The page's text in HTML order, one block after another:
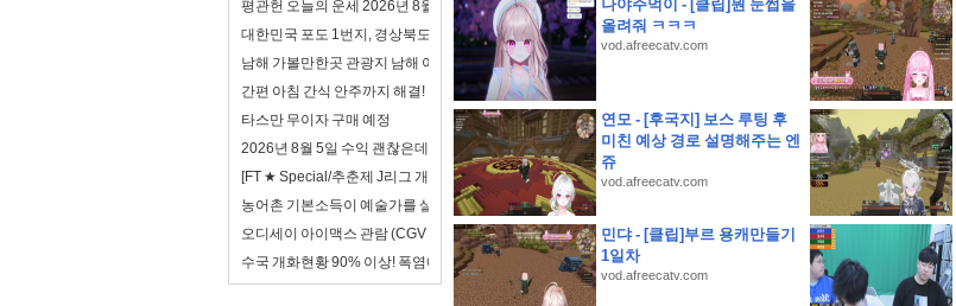
평관헌 오늘의 운세 2026년 8월 7일 계축日 입추
대한민국 포도 1번지, 경상북도!
남해 가볼만한곳 관광지 남해 여행 코스
간편 아침 간식 안주까지 해결! 동원 어델리 전자레인지 40초면 끝
타스만 무이자 구매 예정
2026년 8월 5일 수익 괜찮은데? 하지만 이제 안녕.
[FT ★ Special/추춘제 J리그 개막특집 2/3] 동기부여를 가득 채워라! J리그 백년구상리그
농어촌 기본소득이 예술가를 살리는 방법
오디세이 아이맥스 관람 (CGV 천호 아이맥스)
수국 개화현황 90% 이상! 폭염에도 아름다운 옥천묘목공원
나야주먹이 - [클립]뭔 눈썹을
올려줘 ㅋㅋㅋ
vod.afreecatv.com
연모 - [후국지] 보스 루팅 후
미친 예상 경로 설명해주는 엔
쥬
vod.afreecatv.com
민댜 - [클립]부르 용캐만들기
1일차
vod.afreecatv.com